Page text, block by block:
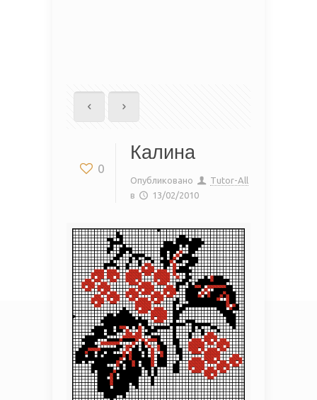
0
Калина
Опубликовано
Tutor-All
в
13/02/2010